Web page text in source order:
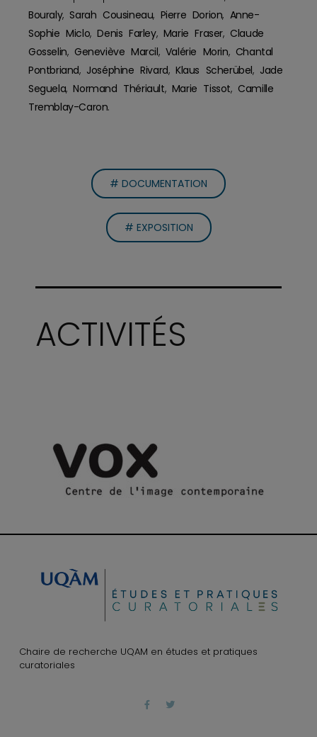
Bouraly,Sarah Cousineau, Pierre Dorion, Anne-
Sophie Miclo,Denis Farley, Marie Fraser, Claude
Gosselin, Geneviève Marcil, Valérie Morin, Chantal
Pontbriand, Joséphine Rivard, Klaus Scherübel, Jade
Seguela,Normand Thériault, Marie Tissot, Camille
Tremblay-Caron.
# DOCUMENTATION
# EXPOSITION
ACTIVITÉS
Chaire de recherche UQAM en études et pratiques
curatoriales